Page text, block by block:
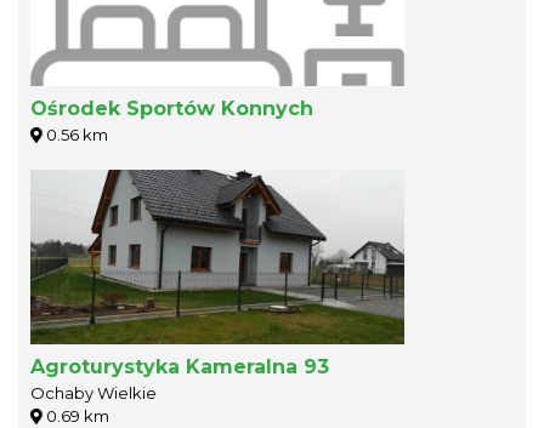
Ośrodek Sportów Konnych
0.56 km
Agroturystyka Kameralna 93
Ochaby Wielkie
0.69 km